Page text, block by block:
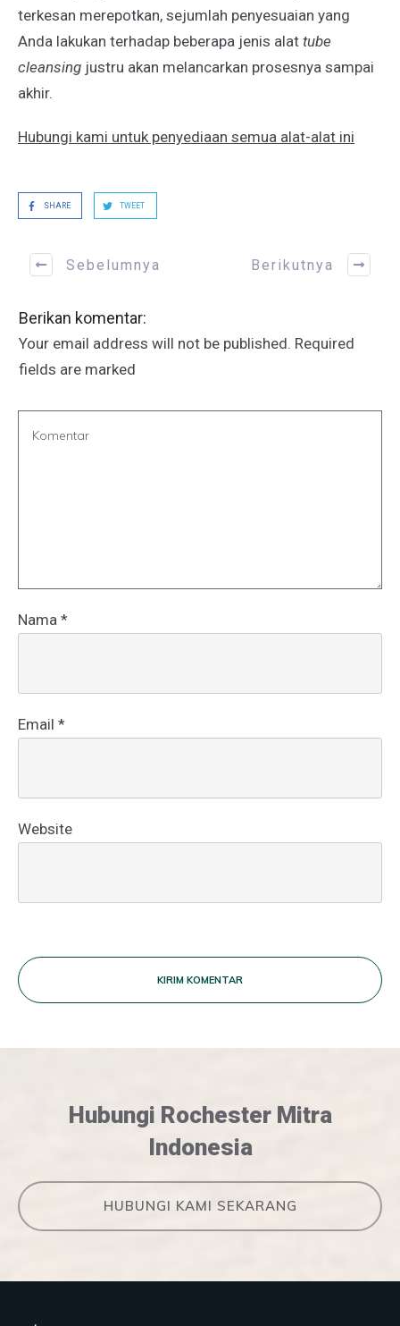
terkesan merepotkan, sejumlah penyesuaian yang
Anda lakukan terhadap beberapa jenis alat tube
cleansing justru akan melancarkan prosesnya sampai
akhir.
Hubungi kami untuk penyediaan semua alat-alat ini
SHARE TWEET
Sebelumnya Berikutnya
Berikan komentar:
Your email address will not be published. Required
fields are marked
Nama *
Email *
Website
KIRIM KOMENTAR
Hubungi Rochester Mitra
Indonesia
HUBUNGI KAMI SEKARANG